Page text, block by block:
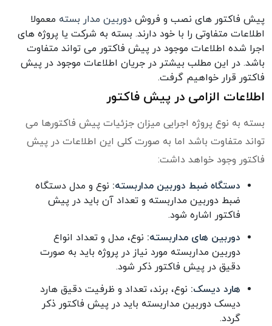
پیش فاکتور های نصب و فروش دوربین مدار بسته معمولا
اطلاعات متفاوتی را با خود دارند. بسته به شرکت یا پروژه های
اجرا شده اطلاعات موجود در پیش فاکتور می تواند متفاوت
باشد. در این مطلب بیشتر در جریان اطلاعات موجود در پیش
فاکتور قرار خواهیم گرفت.
اطلاعات الزامی در پیش فاکتور
بسته به نوع پروژه اجرایی میزان جزئیات پیش فاکتورها می
تواند متفاوت باشد اما به صورت کلی این اطلاعات در پیش
فاکتور وجود خواهد داشت:
دستگاه ضبط دوربین مداربسته: نوع و مدل دستگاه
ضبط دوربین مداربسته و تعداد آن باید در پیش
فاکتور اشاره شود.
دوربین های مداربسته: نوع، مدل و تعداد انواع
دوربین مداربسته مورد نیاز در پروژه باید به صورت
دقیق در پیش فاکتور ذکر شود.
هارد دیسک: نوع، برند، تعداد و ظرفیت دقیق هارد
دیسک دوربین مداربسته باید در پیش فاکتور ذکر
گردد.